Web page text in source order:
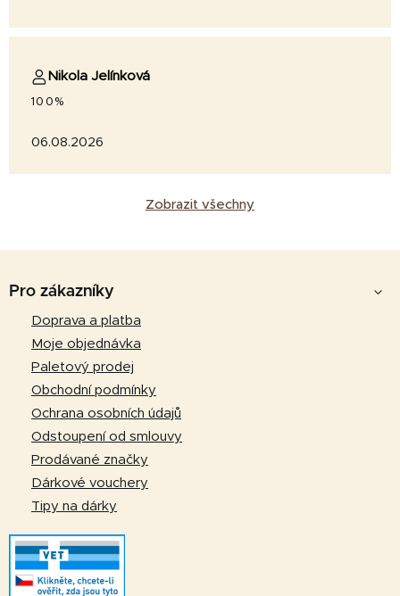
Nikola Jelínková
100%
06.08.2026
Zobrazit všechny
Pro zákazníky
Doprava a platba
Moje objednávka
Paletový prodej
Obchodní podmínky
Ochrana osobních údajů
Odstoupení od smlouvy
Prodávané značky
Dárkové vouchery
Tipy na dárky